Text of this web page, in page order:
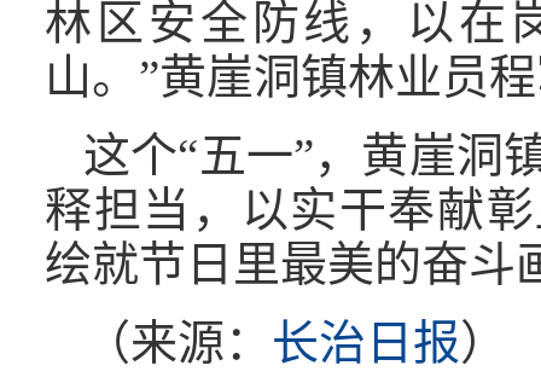
林区安全防线，以在
山。”黄崖洞镇林业员
这个“五一”，黄崖洞
释担当，以实干奉献
绘就节日里最美的奋斗
（来源： 长治日报）